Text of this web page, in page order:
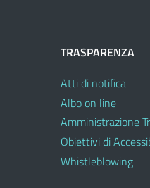
TRASPARENZA
Atti di notifica
Albo on line
Amministrazione
Obiettivi di
Whistleblowing